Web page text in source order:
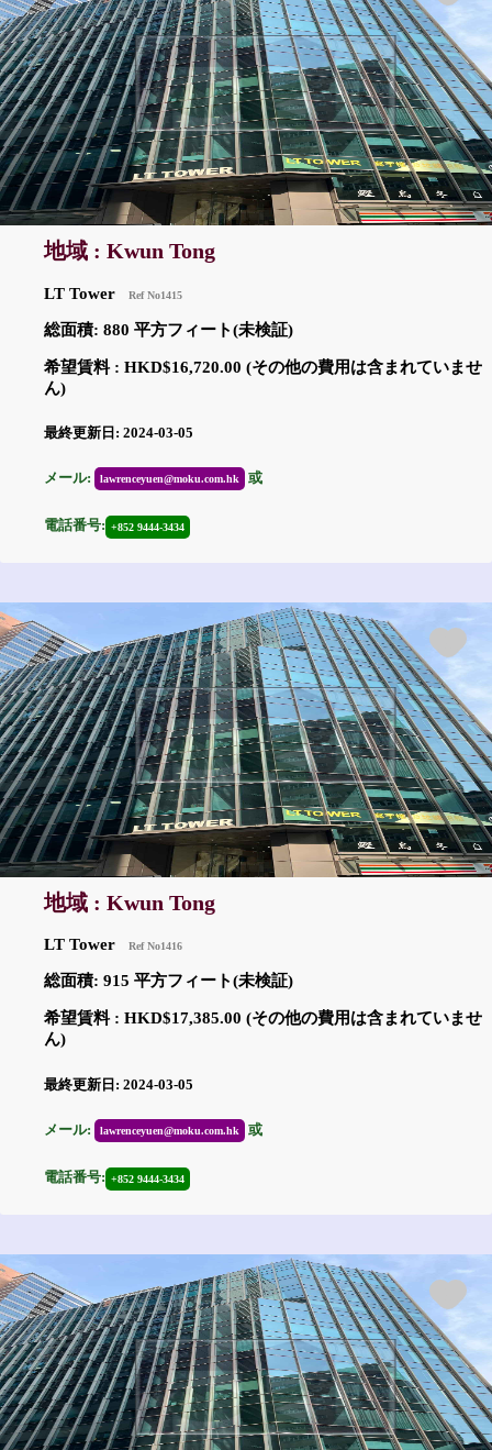
地域 : Kwun Tong
LT Tower Ref No1415
総面積: 880 平方フィート(未検証)
希望賃料 : HKD$16,720.00 (その他の費用は含まれていませ
ん)
最終更新日: 2024-03-05
メール: lawrenceyuen@moku.com.hk 或
電話番号: +852 9444-3434
地域 : Kwun Tong
LT Tower Ref No1416
総面積: 915 平方フィート(未検証)
希望賃料 : HKD$17,385.00 (その他の費用は含まれていませ
ん)
最終更新日: 2024-03-05
メール: lawrenceyuen@moku.com.hk 或
電話番号: +852 9444-3434